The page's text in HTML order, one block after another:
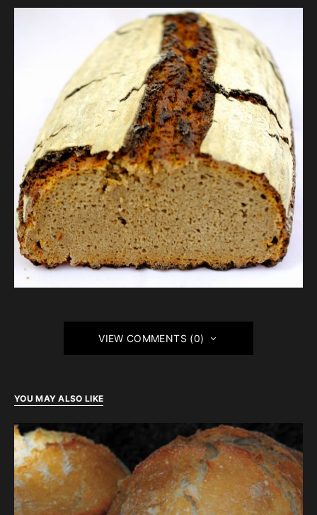
VIEW COMMENTS (0)
YOU MAY ALSO LIKE